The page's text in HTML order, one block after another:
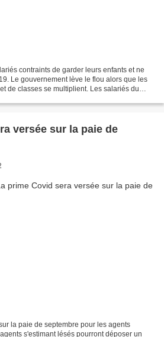
contraints de garder leurs enfants et ne
Le gouvernement lève le flou alors que les
de classes se multiplient. Les salariés du
versée sur la paie de
la paie de septembre pour les agents
s'estimant lésés pourront déposer un